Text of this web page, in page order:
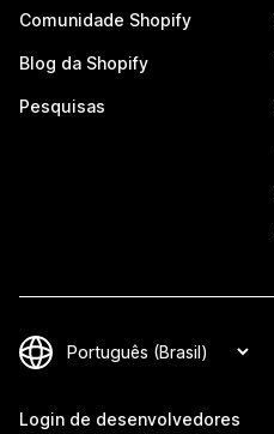
Comunidade Shopify
Blog da Shopify
Pesquisas
Login de desenvolvedores